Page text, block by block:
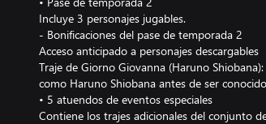
Incluye 3 personajes jugables.
- Bonificaciones del pase de temporada 2
Acceso anticipado a personajes descargables
Traje de Giorno Giovanna (Haruno
como Haruno Shiobana antes de ser
• 5 atuendos de eventos especiales
Contiene los trajes adicionales del conjunto